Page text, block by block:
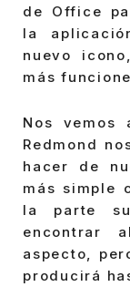
de Office
la
nuevo
más
Nos vemos
Redmond
hacer de
más simple
la parte
encontrar
aspecto,
producirá